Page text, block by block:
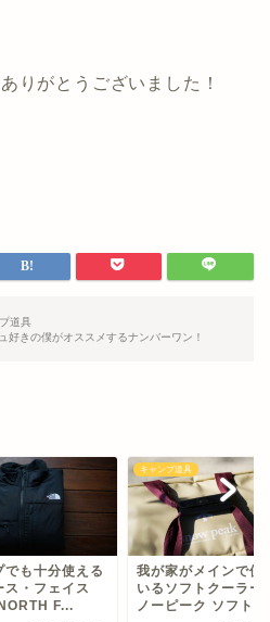
りがとうございました！
道具
好きの僕がオススメするナンバーワン！
メインで使って
クーラー「ス
ク ソフトクー...
キャンプ道具
全てのキャンパーに
スメしたい。防水・
テリー機能付きLED